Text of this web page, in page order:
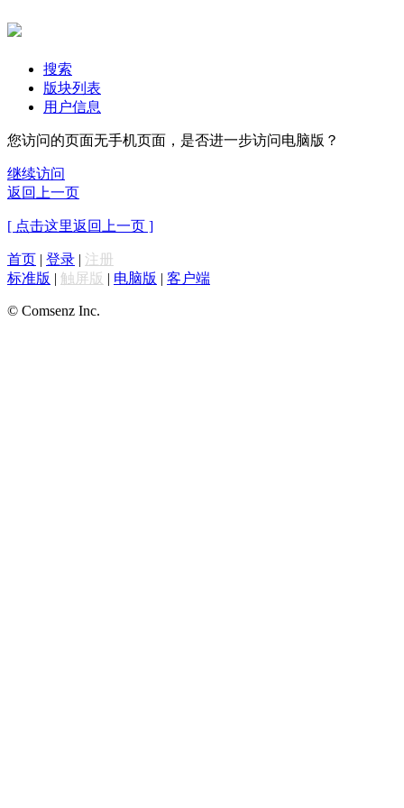
搜索
版块列表
用户信息
您访问的页面无手机页面，是否进一步访问电脑版？
继续访问
返回上一页
[ 点击这里返回上一页 ]
首页 | 登录 | 注册
标准版 | 触屏版 | 电脑版 | 客户端
© Comsenz Inc.